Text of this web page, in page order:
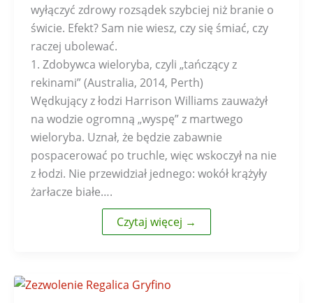
wyłączyć zdrowy rozsądek szybciej niż branie o
świcie. Efekt? Sam nie wiesz, czy się śmiać, czy
raczej ubolewać.
1. Zdobywca wieloryba, czyli „tańczący z
rekinami” (Australia, 2014, Perth)
Wędkujący z łodzi Harrison Williams zauważył
na wodzie ogromną „wyspę” z martwego
wieloryba. Uznał, że będzie zabawnie
pospacerować po truchle, więc wskoczył na nie
z łodzi. Nie przewidział jednego: wokół krążyły
żarłacze białe….
Czytaj więcej →